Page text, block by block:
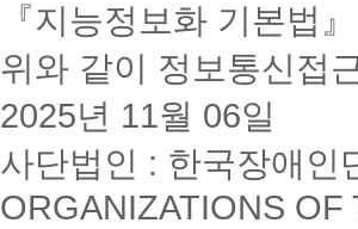
『지능정보화 기본법
위와 같이 정보통신접
2025년 11월 06일
사단법인 : 한국장애인
ORGANIZATIONS OF